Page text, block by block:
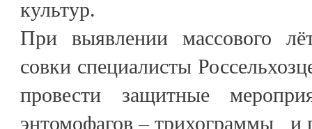
культур.
При выявлении массового
совки специалисты
провести защитные
энтомофагов – трихограммы и